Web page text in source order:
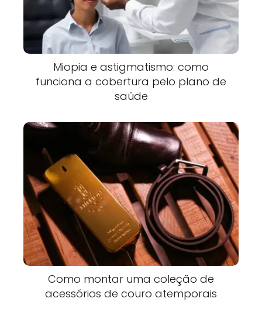
Miopia e astigmatismo: como
funciona a cobertura pelo plano de
saúde
Como montar uma coleção de
acessórios de couro atemporais